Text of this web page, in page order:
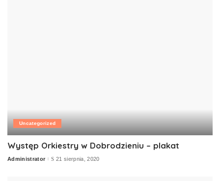
Uncategorized
Występ Orkiestry w Dobrodzieniu – plakat
Posted
Administrator 21 sierpnia, 2020